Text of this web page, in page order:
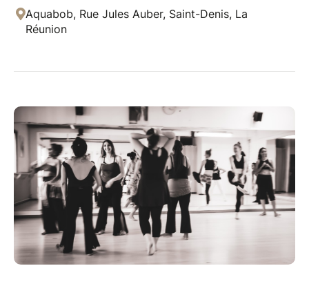
Aquabob, Rue Jules Auber, Saint-Denis, La
Réunion